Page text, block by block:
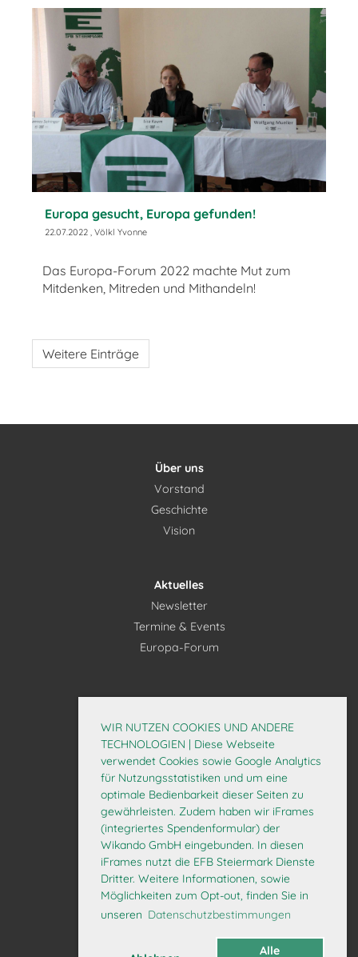
WIR NUTZEN COOKIES UND ANDERE
TECHNOLOGIEN | Diese Webseite
verwendet Cookies sowie Google Analytics
für Nutzungsstatistiken und um eine
optimale Bedienbarkeit dieser Seiten zu
gewährleisten. Zudem haben wir iFrames
(integriertes Spendenformular) der
Wikando GmbH eingebunden. In diesen
iFrames nutzt die EFB Steiermark Dienste
Dritter. Weitere Informationen, sowie
Möglichkeiten zum Opt-out, finden Sie in
unseren Datenschutzbestimmungen
Alle
Europa gesucht, Europa gefunden!
22.07.2022 , Völkl Yvonne
Das Europa-Forum 2022 machte Mut zum
Mitdenken, Mitreden und Mithandeln!
Weitere Einträge
Über uns
Vorstand
Geschichte
Vision
Aktuelles
Newsletter
Termine & Events
Europa-Forum
Mitglieder
Interner Bereich
Mitglied werden
Daten aktualisieren
© 2026 EFB Steiermark